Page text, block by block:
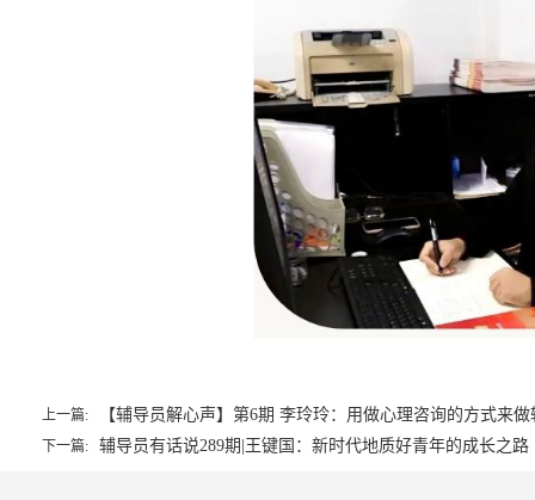
上一篇: 【辅导员解心声】第6期 李玲玲：用做心理咨询的方式来做
下一篇: 辅导员有话说289期|王键国：新时代地质好青年的成长之路